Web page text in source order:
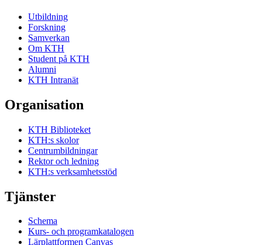
Utbildning
Forskning
Samverkan
Om KTH
Student på KTH
Alumni
KTH Intranät
Organisation
KTH Biblioteket
KTH:s skolor
Centrumbildningar
Rektor och ledning
KTH:s verksamhetsstöd
Tjänster
Schema
Kurs- och programkatalogen
Lärplattformen Canvas